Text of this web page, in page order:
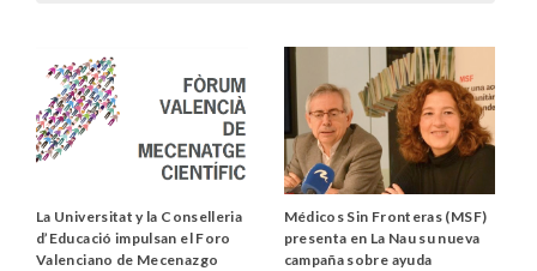
La Universitat y la Conselleria
d’Educació impulsan el Foro
Valenciano de Mecenazgo
Médicos Sin Fronteras (MSF)
presenta en La Nau su nueva
campaña sobre ayuda